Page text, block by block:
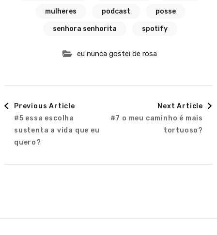
mulheres podcast posse
senhora senhorita spotify
eu nunca gostei de rosa
Post
Navigation
Previous Article
#5 essa escolha
sustenta a vida que eu
quero?
Next Article
#7 o meu caminho é mais
tortuoso?